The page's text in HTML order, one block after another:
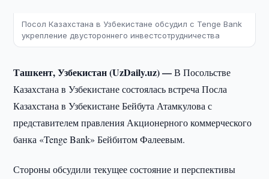
Посол Казахстана в Узбекистане обсудил с Tenge Bank
укрепление двустороннего инвестсотрудничества
Ташкент, Узбекистан (UzDaily.uz) —В Посольстве
Казахстана в Узбекистане состоялась встреча Посла
Казахстана в Узбекистане Бейбута Атамкулова с
представителем правления Акционерного коммерческого
банка «Tenge Bank» Бейбитом Фалеевым.
Стороны обсудили текущее состояние и перспективы